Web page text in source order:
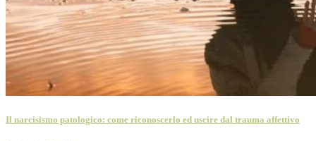
Il narcisismo patologico: come riconoscerlo ed uscire dal trauma affettivo